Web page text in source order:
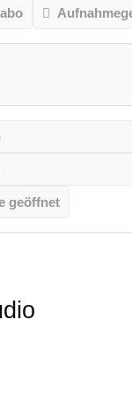
geöffnet